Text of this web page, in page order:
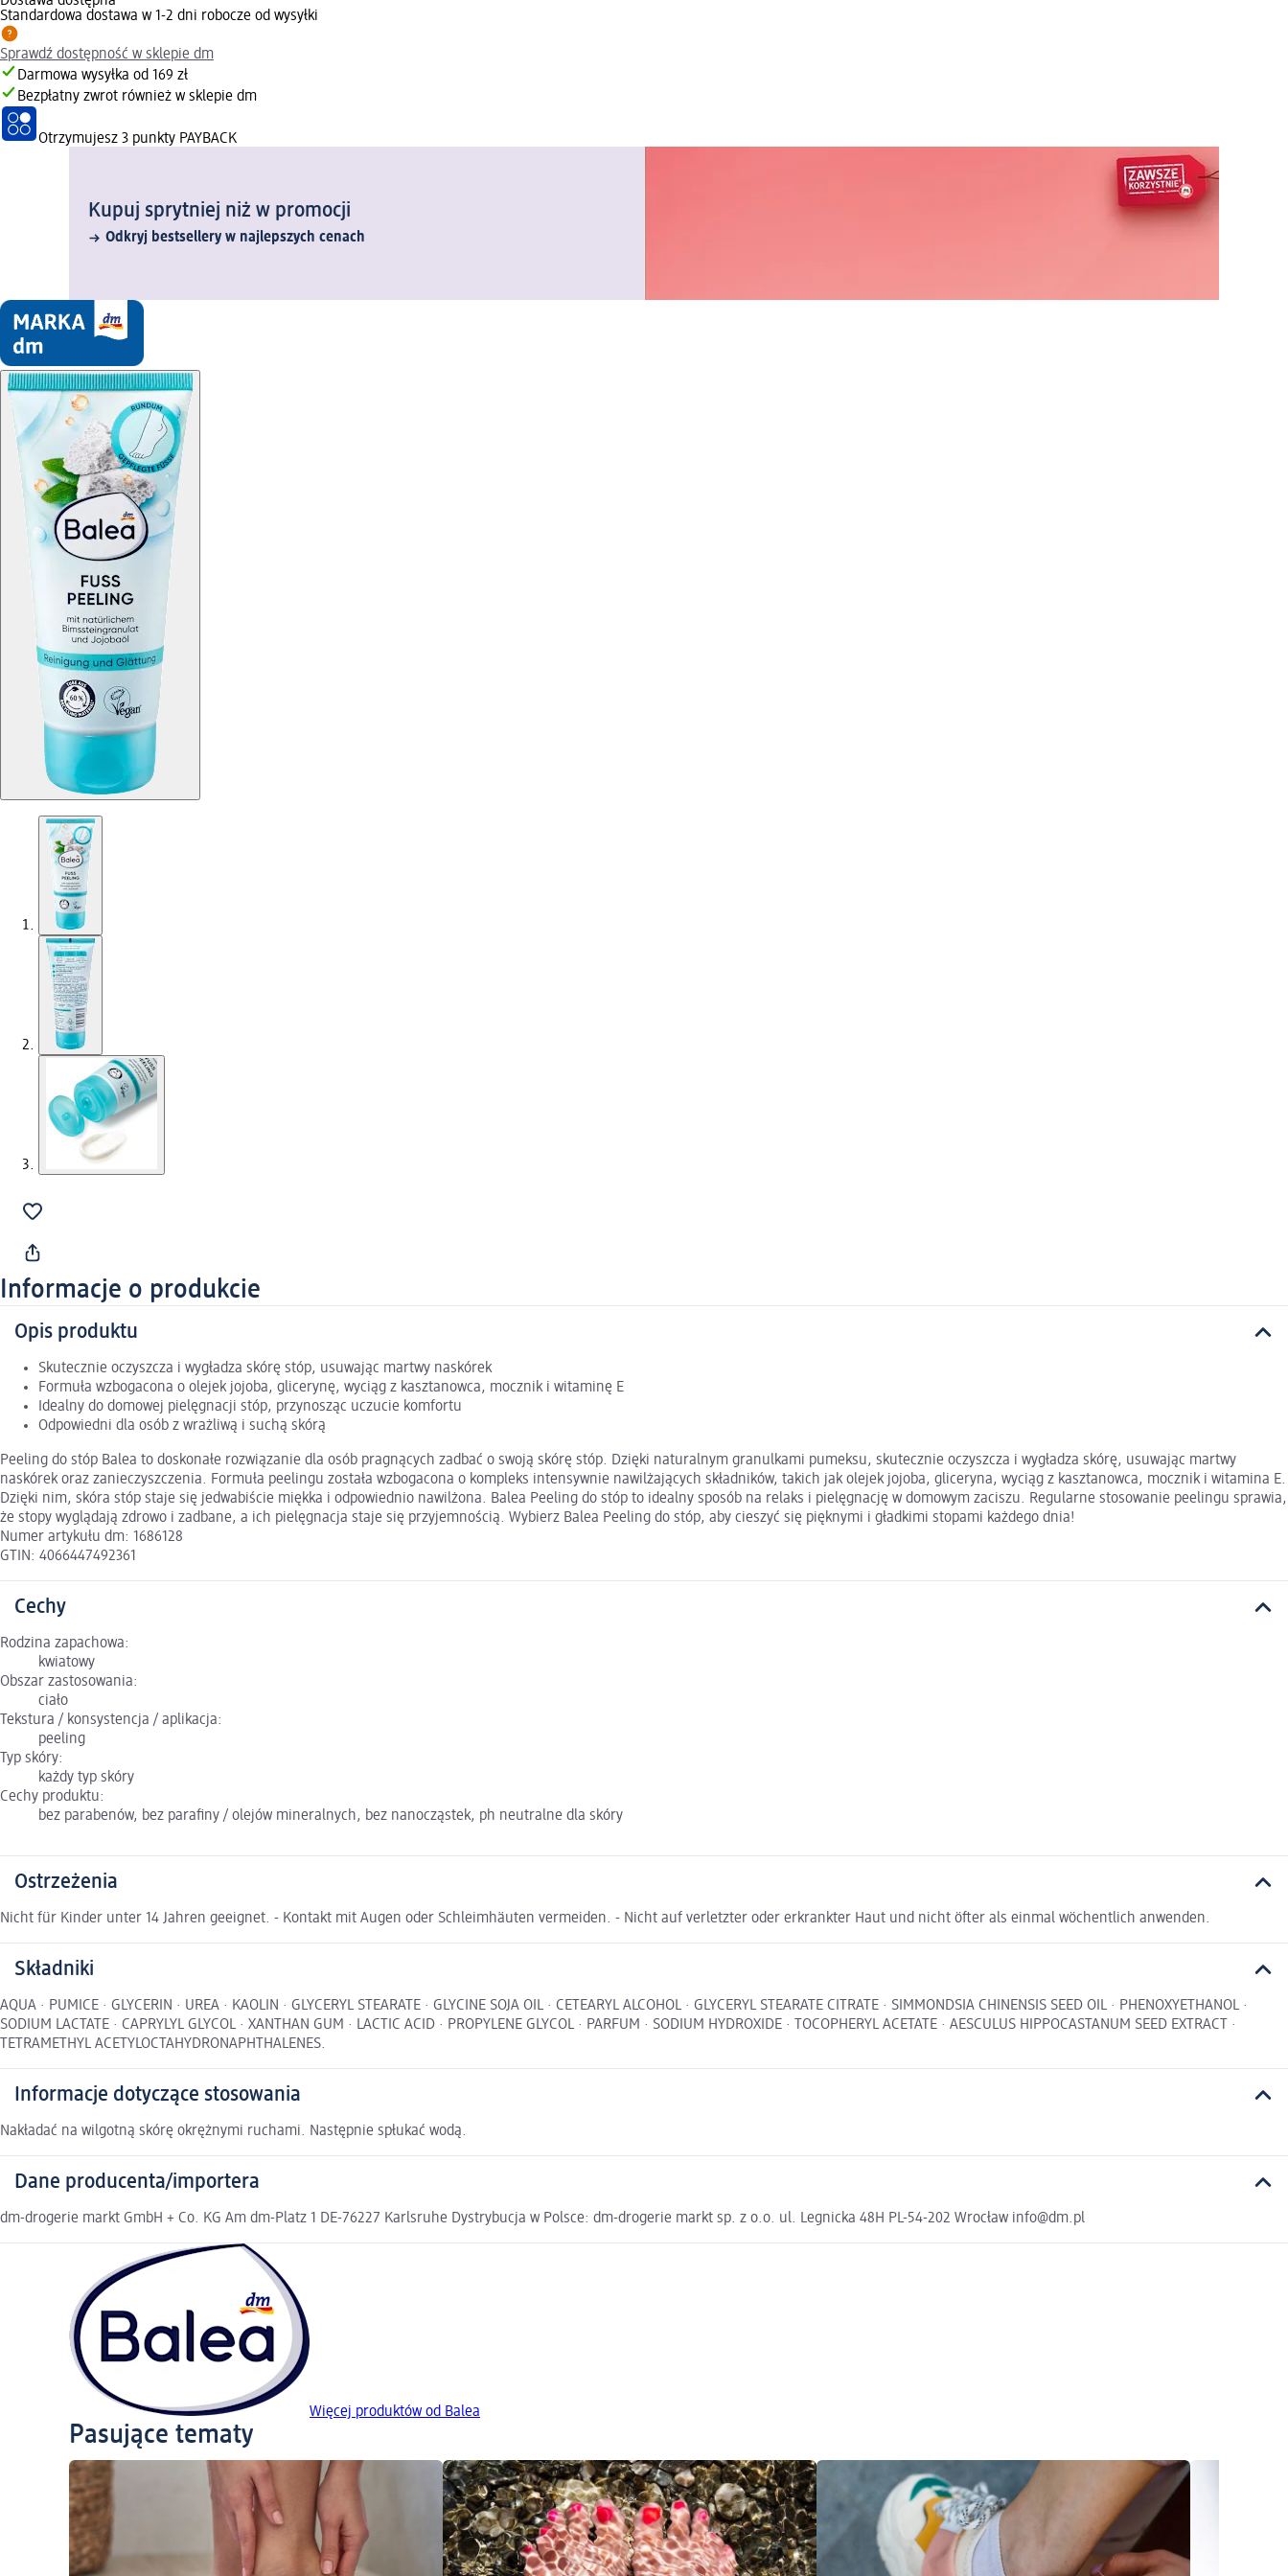
Standardowa dostawa w 1-2 dni robocze od wysyłki
Sprawdź dostępność w sklepie dm
Darmowa wysyłka od 169 zł
Bezpłatny zwrot również w sklepie dm
Otrzymujesz 3 punkty PAYBACK
Kupuj sprytniej niż w promocji
Odkryj bestsellery w najlepszych cenach
Informacje o produkcie
Opis produktu
Skutecznie oczyszcza i wygładza skórę stóp, usuwając martwy naskórek
Formuła wzbogacona o olejek jojoba, glicerynę, wyciąg z kasztanowca, mocznik i witaminę E
Idealny do domowej pielęgnacji stóp, przynosząc uczucie komfortu
Odpowiedni dla osób z wrażliwą i suchą skórą
Peeling do stóp Balea to doskonałe rozwiązanie dla osób pragnących zadbać o swoją skórę stóp. Dzięki naturalnym granulkami pumeksu, skutecznie oczyszcza i wygładza skórę, usuwając martwy
naskórek oraz zanieczyszczenia. Formuła peelingu została wzbogacona o kompleks intensywnie nawilżających składników, takich jak olejek jojoba, gliceryna, wyciąg z kasztanowca, mocznik i witamina E.
Dzięki nim, skóra stóp staje się jedwabiście miękka i odpowiednio nawilżona. Balea Peeling do stóp to idealny sposób na relaks i pielęgnację w domowym zaciszu. Regularne stosowanie peelingu sprawia,
że stopy wyglądają zdrowo i zadbane, a ich pielęgnacja staje się przyjemnością. Wybierz Balea Peeling do stóp, aby cieszyć się pięknymi i gładkimi stopami każdego dnia!
Numer artykułu dm: 1686128
GTIN: 4066447492361
Cechy
Rodzina zapachowa:
kwiatowy
Obszar zastosowania:
ciało
Tekstura / konsystencja / aplikacja:
peeling
Typ skóry:
każdy typ skóry
Cechy produktu:
bez parabenów, bez parafiny / olejów mineralnych, bez nanocząstek, ph neutralne dla skóry
Ostrzeżenia
Nicht für Kinder unter 14 Jahren geeignet. - Kontakt mit Augen oder Schleimhäuten vermeiden. - Nicht auf verletzter oder erkrankter Haut und nicht öfter als einmal wöchentlich anwenden.
Składniki
AQUA · PUMICE · GLYCERIN · UREA · KAOLIN · GLYCERYL STEARATE · GLYCINE SOJA OIL · CETEARYL ALCOHOL · GLYCERYL STEARATE CITRATE · SIMMONDSIA CHINENSIS SEED OIL · PHENOXYETHANOL ·
SODIUM LACTATE · CAPRYLYL GLYCOL · XANTHAN GUM · LACTIC ACID · PROPYLENE GLYCOL · PARFUM · SODIUM HYDROXIDE · TOCOPHERYL ACETATE · AESCULUS HIPPOCASTANUM SEED EXTRACT ·
TETRAMETHYL ACETYLOCTAHYDRONAPHTHALENES.
Informacje dotyczące stosowania
Nakładać na wilgotną skórę okrężnymi ruchami. Następnie spłukać wodą.
Dane producenta/importera
dm-drogerie markt GmbH + Co. KG Am dm-Platz 1 DE-76227 Karlsruhe Dystrybucja w Polsce: dm-drogerie markt sp. z o.o. ul. Legnicka 48H PL-54-202 Wrocław info@dm.pl
Więcej produktów od Balea
Pasujące tematy